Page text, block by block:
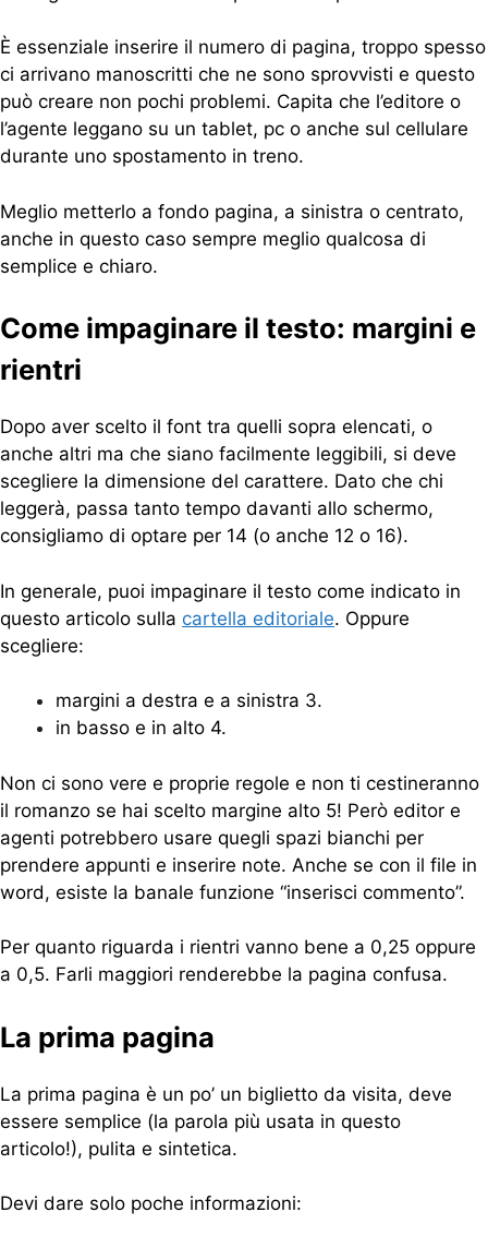
È essenziale inserire il numero di pagina, troppo spesso
ci arrivano manoscritti che ne sono sprovvisti e questo
può creare non pochi problemi. Capita che l’editore o
l’agente leggano su un tablet, pc o anche sul cellulare
durante uno spostamento in treno.
Meglio metterlo a fondo pagina, a sinistra o centrato,
anche in questo caso sempre meglio qualcosa di
semplice e chiaro.
Come impaginare il testo: margini e
rientri
Dopo aver scelto il font tra quelli sopra elencati, o
anche altri ma che siano facilmente leggibili, si deve
scegliere la dimensione del carattere. Dato che chi
leggerà, passa tanto tempo davanti allo schermo,
consigliamo di optare per 14 (o anche 12 o 16).
In generale, puoi impaginare il testo come indicato in
questo articolo sulla cartella editoriale. Oppure
scegliere:
margini a destra e a sinistra 3.
in basso e in alto 4.
Non ci sono vere e proprie regole e non ti cestineranno
il romanzo se hai scelto margine alto 5! Però editor e
agenti potrebbero usare quegli spazi bianchi per
prendere appunti e inserire note. Anche se con il file in
word, esiste la banale funzione “inserisci commento”.
Per quanto riguarda i rientri vanno bene a 0,25 oppure
a 0,5. Farli maggiori renderebbe la pagina confusa.
La prima pagina
La prima pagina è un po’ un biglietto da visita, deve
essere semplice (la parola più usata in questo
articolo!), pulita e sintetica.
Devi dare solo poche informazioni: